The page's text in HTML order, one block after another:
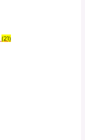
(21)